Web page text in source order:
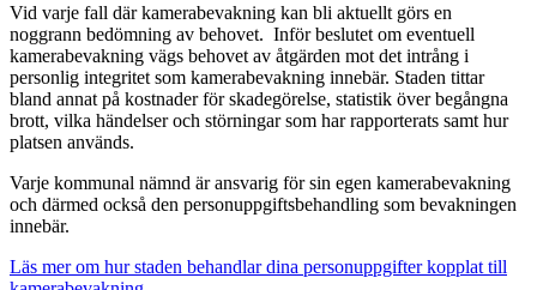
Vid varje fall där kamerabevakning kan bli aktuellt görs en
noggrann bedömning av behovet. Inför beslutet om eventuell
kamerabevakning vägs behovet av åtgärden mot det intrång i
personlig integritet som kamerabevakning innebär. Staden tittar
bland annat på kostnader för skadegörelse, statistik över begångna
brott, vilka händelser och störningar som har rapporterats samt hur
platsen används.
Varje kommunal nämnd är ansvarig för sin egen kamerabevakning
och därmed också den personuppgiftsbehandling som bevakningen
innebär.
Läs mer om hur staden behandlar dina personuppgifter kopplat till